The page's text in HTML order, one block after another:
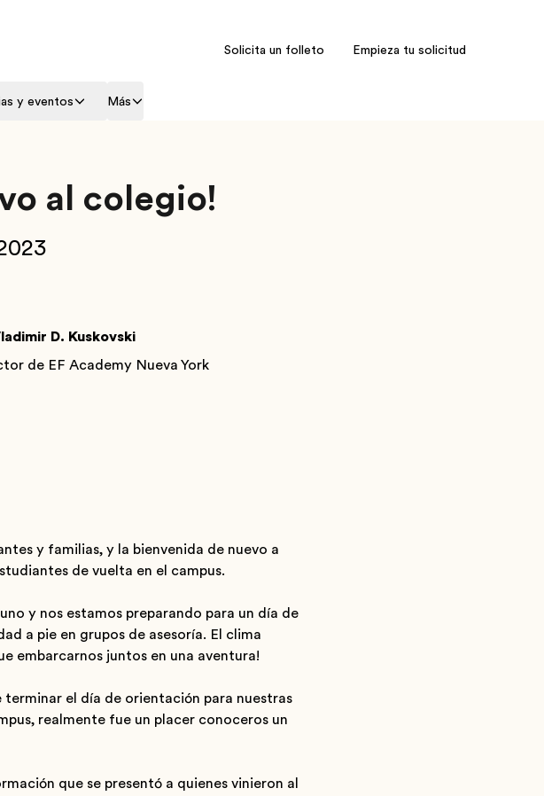
Solicita un folleto Empieza tu solicitud
y eventos Más
al colegio!
D. Kuskovski
de EF Academy Nueva York
y familias, y la bienvenida de nuevo a
de vuelta en el campus.
y nos estamos preparando para un día de
a pie en grupos de asesoría. El clima
embarcarnos juntos en una aventura!
el día de orientación para nuestras
realmente fue un placer conoceros un
que se presentó a quienes vinieron al